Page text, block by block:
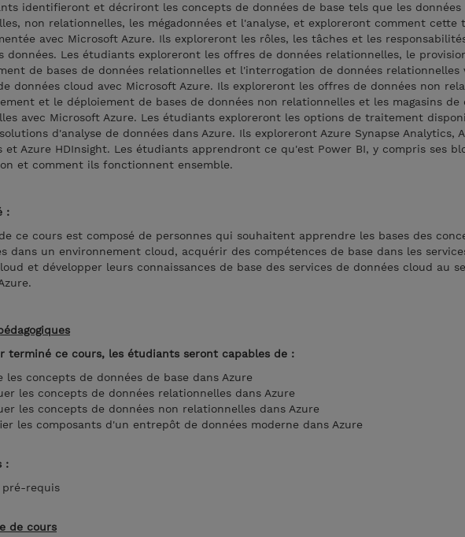
identifieront et décriront les concepts de données de base tels que les données
non relationnelles, les mégadonnées et l'analyse, et exploreront comment cette
avec Microsoft Azure. Ils exploreront les rôles, les tâches et les
données. Les étudiants exploreront les offres de données relationnelles, le
de bases de données relationnelles et l'interrogation de données relationnelles
données cloud avec Microsoft Azure. Ils exploreront les offres de données non
et le déploiement de bases de données non relationnelles et les magasins de
avec Microsoft Azure. Les étudiants exploreront les options de traitement
d'analyse de données dans Azure. Ils exploreront Azure Synapse Analytics,
et Azure HDInsight. Les étudiants apprendront ce qu'est Power BI, y compris ses
et comment ils fonctionnent ensemble.
:
ce cours est composé de personnes qui souhaitent apprendre les bases des
dans un environnement cloud, acquérir des compétences de base dans les
et développer leurs connaissances de base des services de données cloud au
terminé ce cours, les étudiants seront capables de :
les concepts de données de base dans Azure
les concepts de données relationnelles dans Azure
les concepts de données non relationnelles dans Azure
les composants d'un entrepôt de données moderne dans Azure
:
pré-requis
de cours